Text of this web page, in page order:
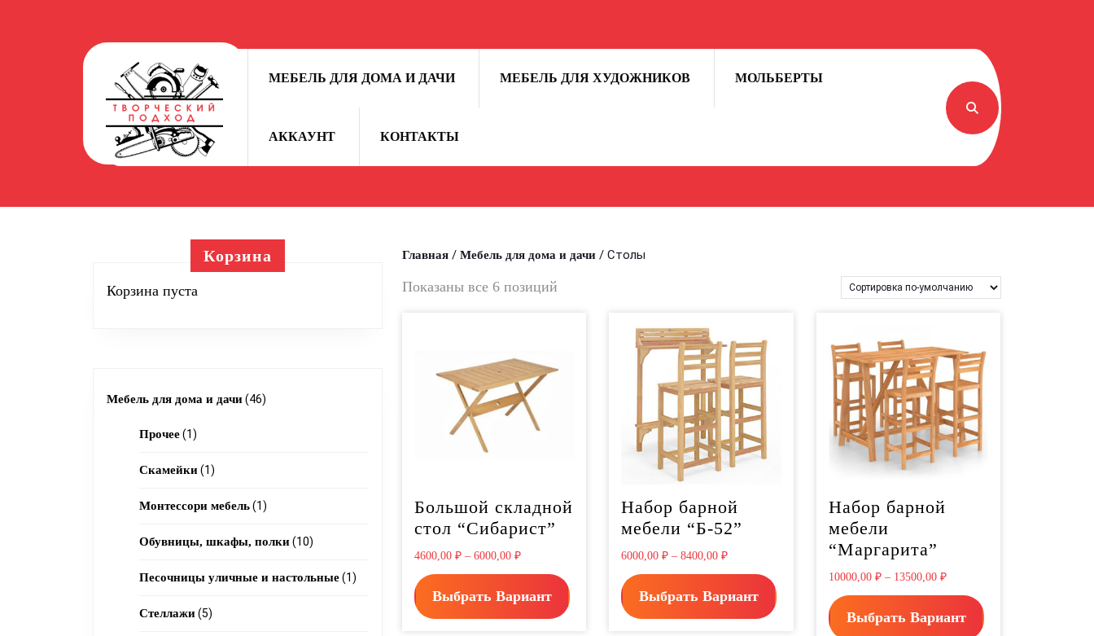
МЕБЕЛЬ ДЛЯ ДОМА И ДАЧИ МЕБЕЛЬ ДЛЯ ХУДОЖНИКОВ МОЛЬБЕРТЫ
АККАУНТ КОНТАКТЫ
Корзина
Корзина пуста
Мебель для дома и дачи 4646
Прочее 11
product
Скамейки 11
product
Монтессори мебель 11
product
Обувницы, шкафы, полки 1010
products
Песочницы уличные и настольные 11
Стеллажи 55
Главная / Мебель для дома и дачи / Столы
Показаны все 6 позиций
Большой складной
стол “Сибарист”
4600,00 ₽ – 6000,00 ₽
Выбрать Вариант
Набор барной
мебели “Б-52”
6000,00₽ –8400,00₽
Выбрать Вариант
Набор барной
мебели
“Маргарита”
10000,00 ₽– 13500,00 ₽
Выбрать Вариант